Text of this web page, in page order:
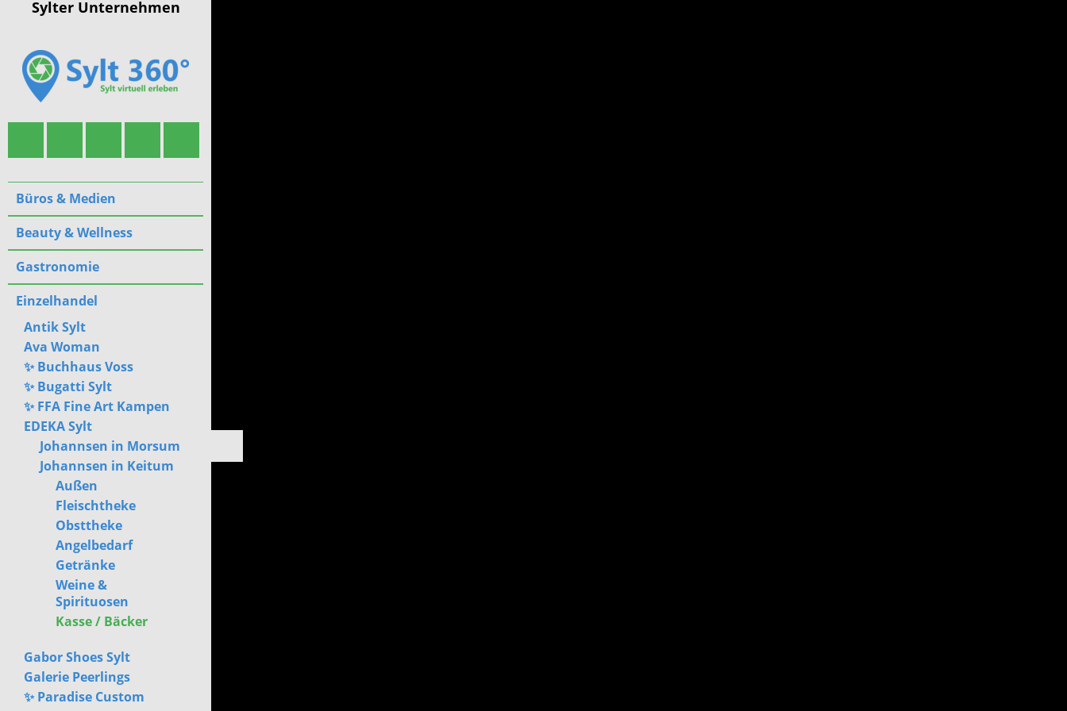
Sylter Unternehmen
Büros & Medien
Beauty & Wellness
Gastronomie
Einzelhandel
Antik Sylt
Ava Woman
✨ Buchhaus Voss
✨ Bugatti Sylt
✨ FFA Fine Art Kampen
EDEKA Sylt
Johannsen in Morsum
Johannsen in Keitum
Außen
Fleischtheke
Obsttheke
Angelbedarf
Getränke
Weine &
Spirituosen
Kasse / Bäcker
Gabor Shoes Sylt
Galerie Peerlings
✨ Paradise Custom